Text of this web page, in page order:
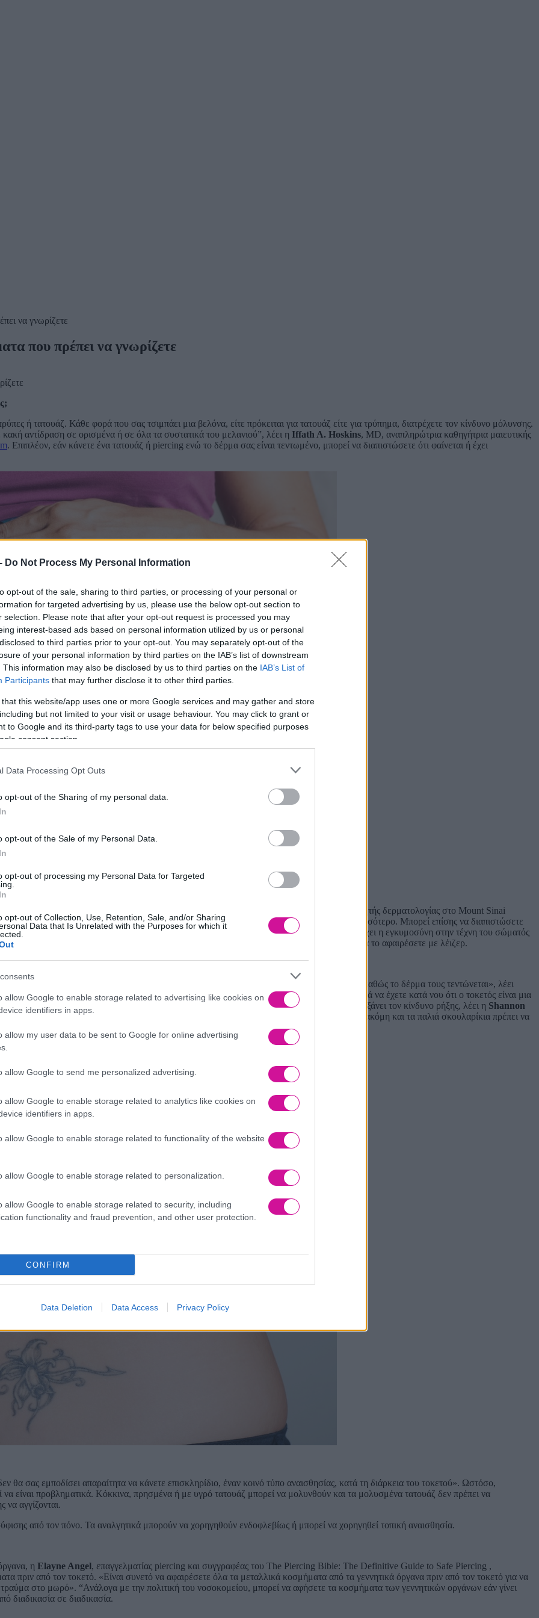
Do Not Process My Personal Information
opt-out of the sale, sharing to third parties, or processing of your personal or
for targeted advertising by us, please use the below opt-out section to
selection. Please note that after your opt-out request is processed you may
interest-based ads based on personal information utilized by us or personal
to third parties prior to your opt-out. You may separately opt-out of the
of your personal information by third parties on the IAB’s list of downstream
This information may also be disclosed by us to third parties on the IAB’s List of
Participants that may further disclose it to other third parties.
that this website/app uses one or more Google services and may gather and store
but not limited to your visit or usage behaviour. You may click to grant or
to Google and its third-party tags to use your data for below specified purposes
consent section.
Data Processing Opt Outs
opt-out of the Sharing of my personal data.
opt-out of the Sale of my Personal Data.
opt-out of processing my Personal Data for Targeted
opt-out of Collection, Use, Retention, Sale, and/or Sharing
Data that Is Unrelated with the Purposes for which it
allow Google to enable storage related to advertising like cookies on
identifiers in apps.
allow my user data to be sent to Google for online advertising
allow Google to send me personalized advertising.
allow Google to enable storage related to analytics like cookies on
identifiers in apps.
allow Google to enable storage related to functionality of the website
allow Google to enable storage related to personalization.
allow Google to enable storage related to security, including
functionality and fraud prevention, and other user protection.
CONFIRM
Data Deletion Data Access Privacy Policy
να γνωρίζετε
που πρέπει να γνωρίζετε
ή τατουάζ. Κάθε φορά που σας τσιμπάει μια βελόνα, είτε πρόκειται για τατουάζ είτε για τρύπημα, διατρέχετε τον κίνδυνο μόλυνσης.
αντίδραση σε ορισμένα ή σε όλα τα συστατικά του μελανιού”, λέει η Iffath A. Hoskins, MD, αναπληρώτρια καθηγήτρια μαιευτικής
. Επιπλέον, εάν κάνετε ένα τατουάζ ή piercing ενώ το δέρμα σας είναι τεντωμένο, μπορεί να διαπιστώσετε ότι φαίνεται ή έχει
ξεθωριασμένο ή παραμορφωμένο, λέει ο
, MD, αναπληρωτής καθηγητής δερματολογίας στο Mount Sinai
ή τους γοφούς σας είναι πιο πιθανό να αλλάξουν, καθώς αυτές οι περιοχές αλλάζουν περισσότερο. Μπορεί επίσης να διαπιστώσετε
ραγάδες μέσα σε αυτό και το κάνουν να ξεθωριάζει. «Το πόσο μόνιμο αποτέλεσμα έχει η εγκυμοσύνη στην τέχνη του σώματός
Οι λοσιόν και οι κρέμες δεν θα αποτρέψουν την παραμόρφωση και μετά θα πρέπει να το αφαιρέσετε με λέιζερ.
μύτης μπορούν να παραμείνουν. «Μερικοί άνθρωποι διαπιστώνουν ότι αισθάνονται άβολα καθώς το δέρμα τους τεντώνεται», λέει
κοσμημάτων σας μπορεί να σας βοηθήσει, όπως και η πλήρης αφαίρεσή τους, φυσικά. Απλά να έχετε κατά νου ότι ο τοκετός είναι μια
εάν τελικά χρειαστείτε γενική αναισθησία και ένα τρύπημα των γεννητικών οργάνων αυξάνει τον κίνδυνο ρήξης, λέει η Shannon
στο Ιατρικό Παράρτημα του Πανεπιστημίου του Τέξας στο Galveston. Για καισαρική τομή, ακόμη και τα παλιά σκουλαρίκια πρέπει να
σας εμποδίσει απαραίτητα να κάνετε επισκληρίδιο, έναν κοινό τύπο αναισθησίας, κατά τη διάρκεια του τοκετού». Ωστόσο,
να είναι προβληματικά. Κόκκινα, πρησμένα ή με υγρό τατουάζ μπορεί να μολυνθούν και τα μολυσμένα τατουάζ δεν πρέπει να
να αγγίζονται.
από τον πόνο. Τα αναλγητικά μπορούν να χορηγηθούν ενδοφλεβίως ή μπορεί να χορηγηθεί τοπική αναισθησία.
η Elayne Angel, επαγγελματίας piercing και συγγραφέας του The Piercing Bible: The Definitive Guide to Safe Piercing ,
πριν από τον τοκετό. «Είναι συνετό να αφαιρέσετε όλα τα μεταλλικά κοσμήματα από τα γεννητικά όργανα πριν από τον τοκετό για να
στο μωρό». “Ανάλογα με την πολιτική του νοσοκομείου, μπορεί να αφήσετε τα κοσμήματα των γεννητικών οργάνων εάν γίνει
διαδικασία σε διαδικασία.